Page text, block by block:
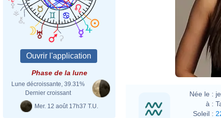
Phase de la lune
Lune décroissante, 39.31%
Dernier croissant
Mer. 12 août 17h37 T.U.
Née le :
à :
Soleil :